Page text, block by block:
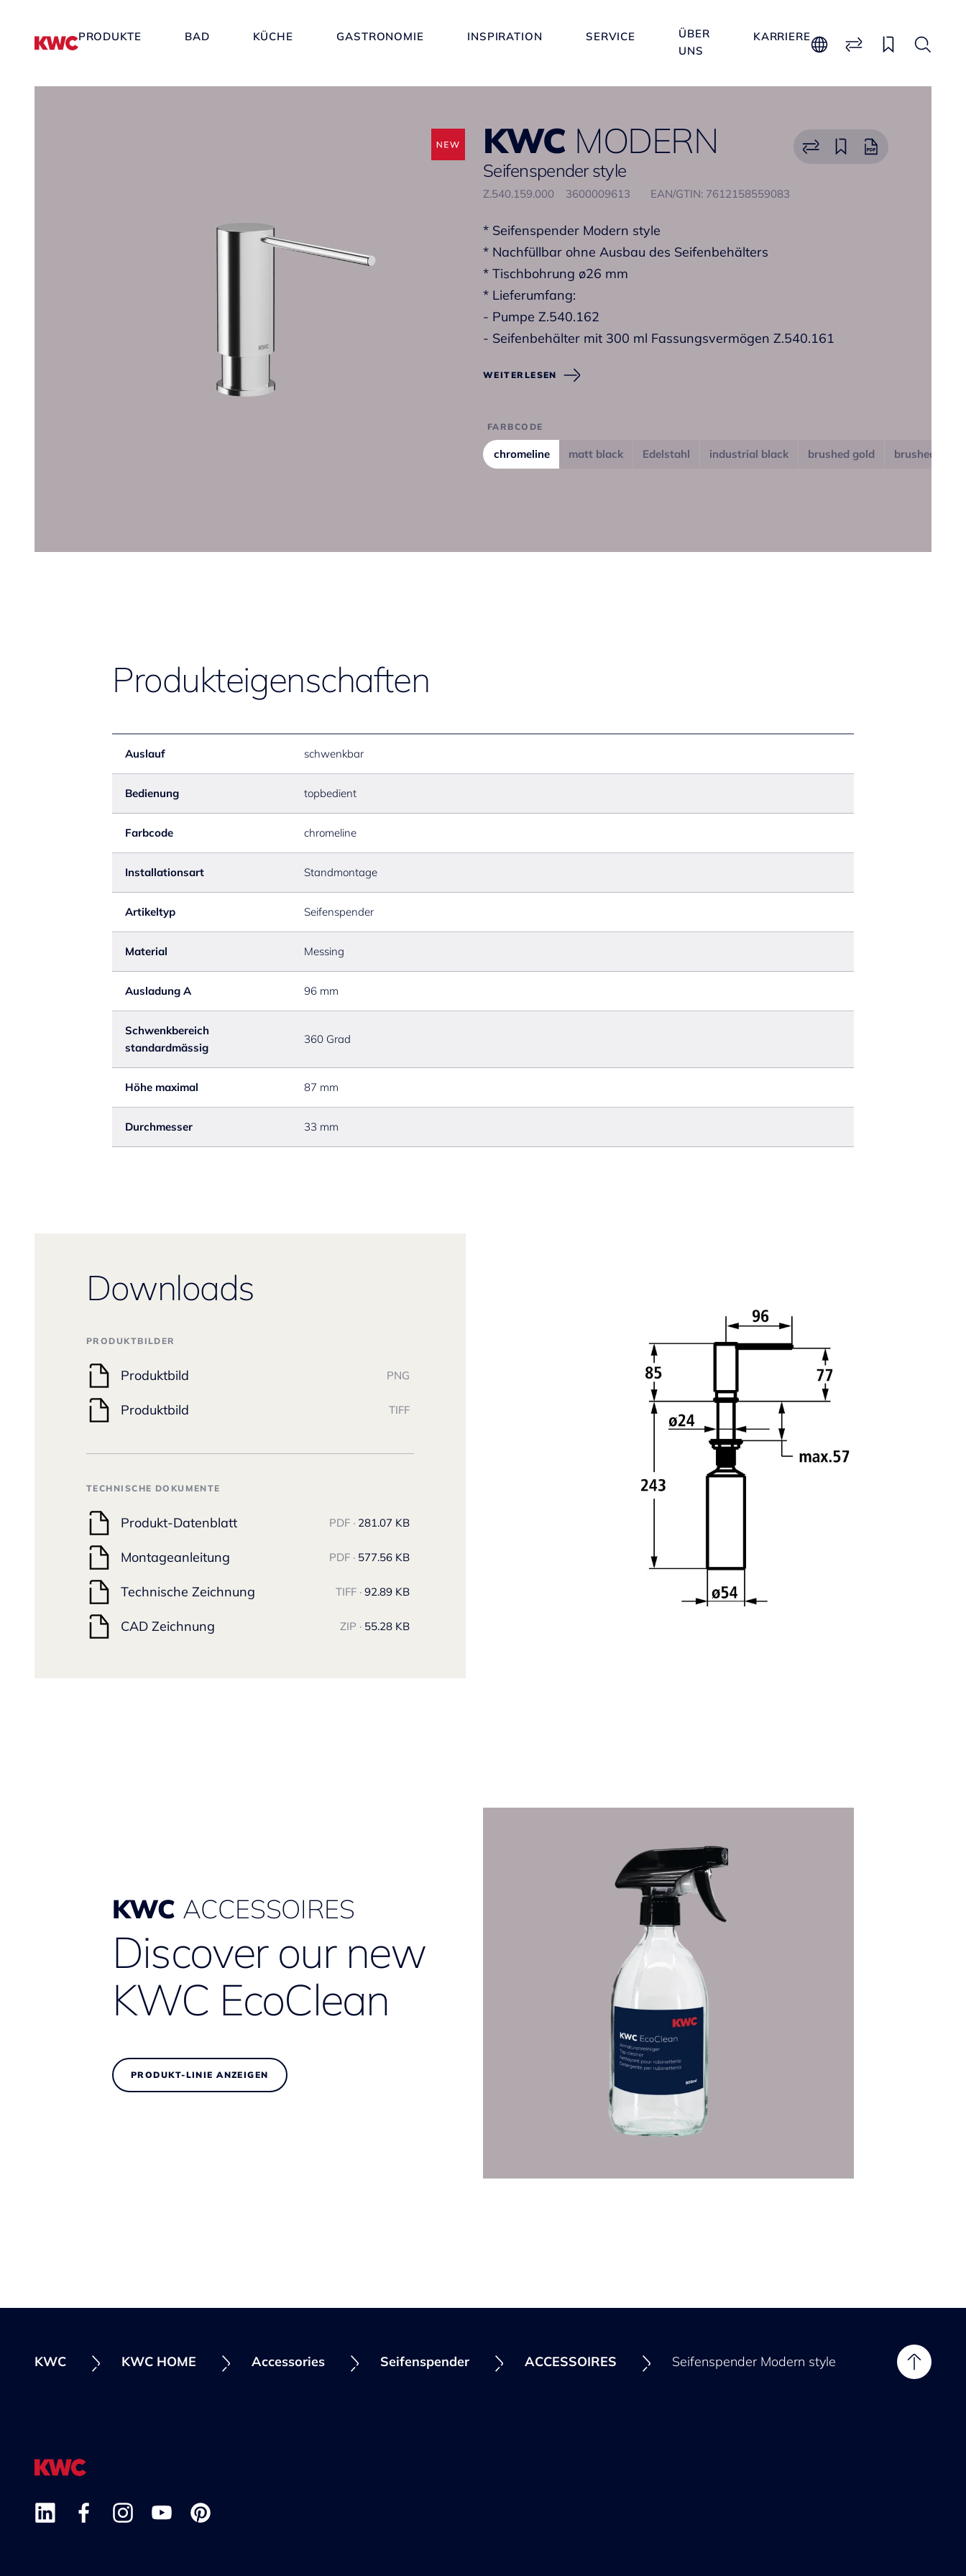
PRODUKTE BAD KÜCHE GASTRONOMIE INSPIRATION SERVICE
ÜBER
UNS
KARRIERE
KWC MODERN
Seifenspender style
Z.540.159.000 3600009613 EAN/GTIN: 7612158559083
* Seifenspender Modern style
* Nachfüllbar ohne Ausbau des Seifenbehälters
* Tischbohrung ø26 mm
* Lieferumfang:
- Pumpe Z.540.162
- Seifenbehälter mit 300 ml Fassungsvermögen Z.540.161
WEITERLESEN
FARBCODE
chromeline matt black Edelstahl industrial black brushed gold brushed
Produkteigenschaften
Auslauf schwenkbar
Bedienung topbedient
Farbcode chromeline
Installationsart Standmontage
Artikeltyp Seifenspender
Material Messing
Ausladung A 96 mm
Schwenkbereich
standardmässig
360 Grad
Höhe maximal 87 mm
Durchmesser 33 mm
Downloads
PRODUKTBILDER
Produktbild PNG
Produktbild TIFF
TECHNISCHE DOKUMENTE
Produkt-Datenblatt PDF · 281.07 KB
Montageanleitung PDF · 577.56 KB
Technische Zeichnung TIFF · 92.89 KB
CAD Zeichnung ZIP · 55.28 KB
KWC ACCESSOIRES
Discover our new
KWC EcoClean
PRODUKT-LINIE ANZEIGEN
KWC KWC HOME Accessories Seifenspender ACCESSOIRES Seifenspender Modern style